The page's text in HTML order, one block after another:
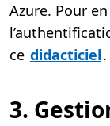
Azure. Pour
ce didacticiel.
3.